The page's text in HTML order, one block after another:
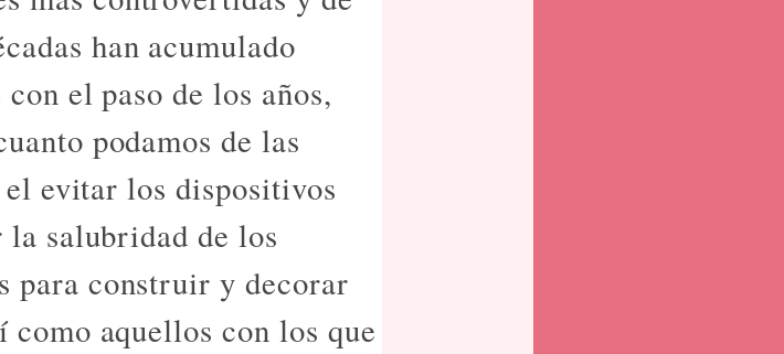
han acumulado
el paso de los años,
podamos de las
evitar los dispositivos
salubridad de los
para construir y decorar
como aquellos con los que